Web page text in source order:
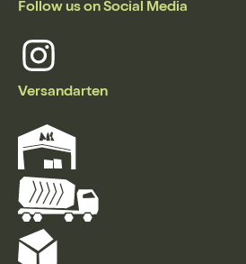
Follow us on Social Media
Versandarten